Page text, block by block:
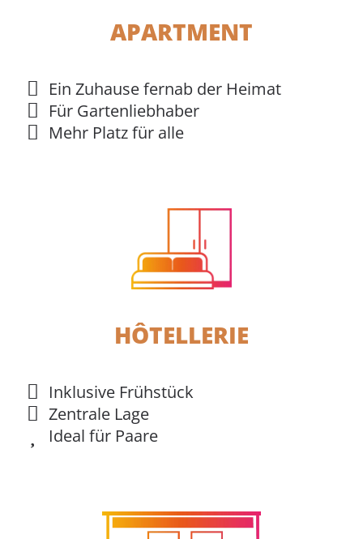
APARTMENT
Ein Zuhause fernab der Heimat
Für Gartenliebhaber
Mehr Platz für alle
HÔTELLERIE
Inklusive Frühstück
Zentrale Lage
Ideal für Paare